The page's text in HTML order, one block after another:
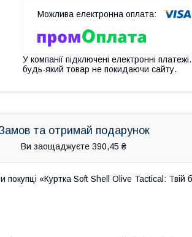
У компанії підключені електронні
будь-який товар не покидаючи сайту.
та отримай подарунок
Ви заощаджуєте 390,45 ₴
«Куртка Soft Shell Olive Tactical: Твій